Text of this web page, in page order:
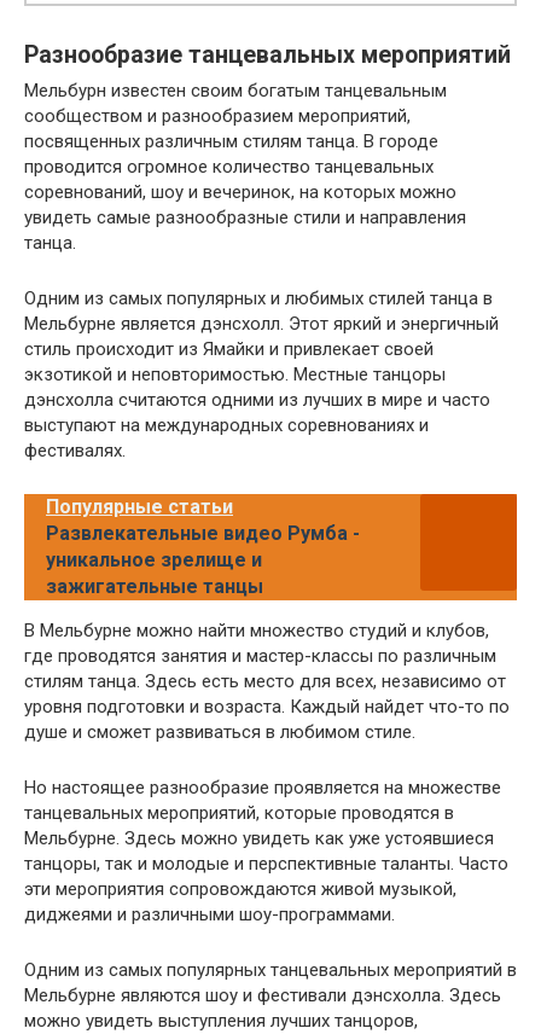
Разнообразие танцевальных мероприятий
Мельбурн известен своим богатым танцевальным
сообществом и разнообразием мероприятий,
посвященных различным стилям танца. В городе
проводится огромное количество танцевальных
соревнований, шоу и вечеринок, на которых можно
увидеть самые разнообразные стили и направления
танца.
Одним из самых популярных и любимых стилей танца в
Мельбурне является дэнсхолл. Этот яркий и энергичный
стиль происходит из Ямайки и привлекает своей
экзотикой и неповторимостью. Местные танцоры
дэнсхолла считаются одними из лучших в мире и часто
выступают на международных соревнованиях и
фестивалях.
Популярные статьи
Развлекательные видео Румба -
уникальное зрелище и
зажигательные танцы
В Мельбурне можно найти множество студий и клубов,
где проводятся занятия и мастер-классы по различным
стилям танца. Здесь есть место для всех, независимо от
уровня подготовки и возраста. Каждый найдет что-то по
душе и сможет развиваться в любимом стиле.
Но настоящее разнообразие проявляется на множестве
танцевальных мероприятий, которые проводятся в
Мельбурне. Здесь можно увидеть как уже устоявшиеся
танцоры, так и молодые и перспективные таланты. Часто
эти мероприятия сопровождаются живой музыкой,
диджеями и различными шоу-программами.
Одним из самых популярных танцевальных мероприятий в
Мельбурне являются шоу и фестивали дэнсхолла. Здесь
можно увидеть выступления лучших танцоров,